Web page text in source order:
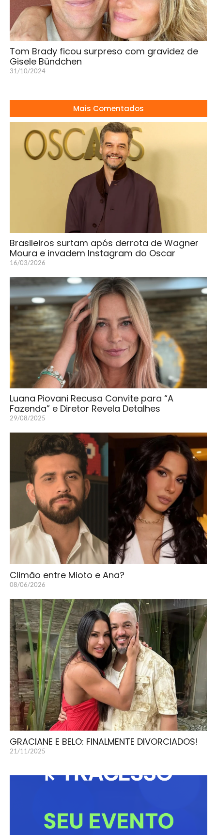
Tom Brady ficou surpreso com gravidez de
Gisele Bündchen
31/10/2024
Mais Comentados
Brasileiros surtam após derrota de Wagner
Moura e invadem Instagram do Oscar
16/03/2026
Luana Piovani Recusa Convite para “A
Fazenda” e Diretor Revela Detalhes
29/08/2025
Climão entre Mioto e Ana?
08/06/2026
GRACIANE E BELO: FINALMENTE DIVORCIADOS!
21/11/2025